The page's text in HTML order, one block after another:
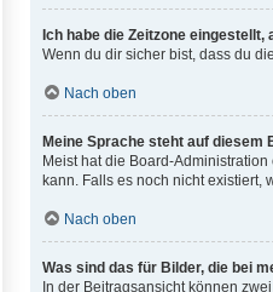
Ich habe die Zeitzone
Wenn du dir sicher bist, dass du
Nach oben
Meine Sprache steht auf diesem
Meist hat die Board-
kann. Falls es noch nicht existiert,
Nach oben
Was sind das für Bilder, die bei
In der Beitragsansicht können